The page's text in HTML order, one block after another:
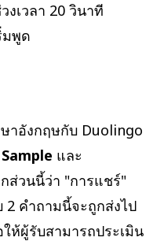
เวลา 20 วินาที
มพูด
าอังกฤษกับ Duolingo
และ
ส่วนนี้ว่า "การแชร์"
คำถามนี้จะถูกส่งไป
ห้ผู้รับสามารถประเมิน